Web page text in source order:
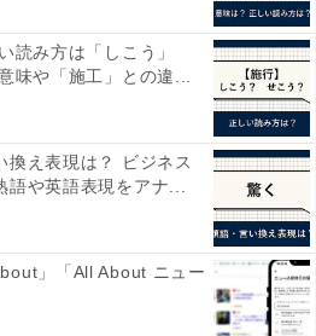
蔵ULED液晶テレビ 65U8F（出典：
ト動画にも対応。3年保証付
で9万9800円に。
読み方は「しこう」
味や「施工」との違...
換え表現は？ ビジネス
や英語表現をアナ...
」「All About ニュー